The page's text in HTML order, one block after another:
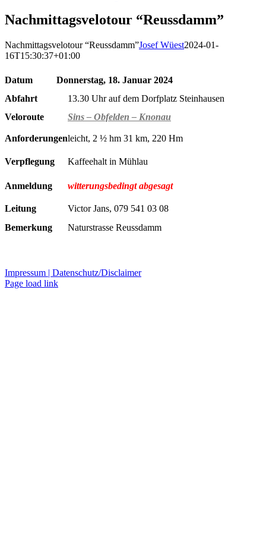
Nachmittagsvelotour “Reussdamm”
Nachmittagsvelotour “Reussdamm”Josef Wüest2024-01-
16T15:30:37+01:00
Datum
Donnerstag, 18. Januar 2024
Abfahrt
13.30 Uhr auf dem Dorfplatz Steinhausen
Veloroute
Sins – Obfelden – Knonau
Anforderungenleicht, 2 ½ hm 31 km, 220 Hm
Verpflegung Kaffeehalt in Mühlau
Anmeldung witterungsbedingt abgesagt
Leitung
Victor Jans, 079 541 03 08
Bemerkung
Naturstrasse Reussdamm
Impressum | Datenschutz/Disclaimer
Page load link